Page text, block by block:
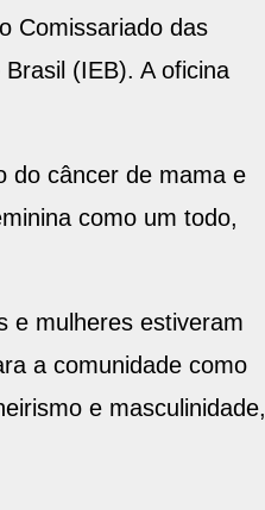
Comissariado das
(IEB). A oficina
do câncer de mama e
como um todo,
e mulheres estiveram
a comunidade como
e masculinidade,